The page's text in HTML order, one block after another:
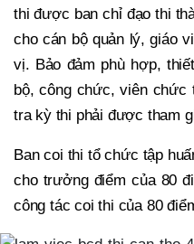
thi được ban chỉ đạo thi
cho cán bộ quản lý, giáo
vị. Bảo đảm phù hợp,
bộ, công chức, viên chức
tra kỳ thi phải được tham
Ban coi thi tổ chức tập
cho trưởng điểm của 80
công tác coi thi của 80